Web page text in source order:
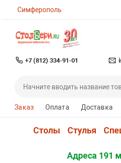
Симферополь
+7 (812) 334-91-01
Заказ Оплата Доставка
Столы Стулья
Адреса 191